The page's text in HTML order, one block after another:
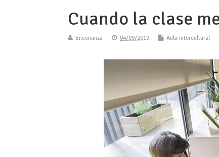
Cuando la clase
Enseñanza 04/09/2019 Aula intercultural